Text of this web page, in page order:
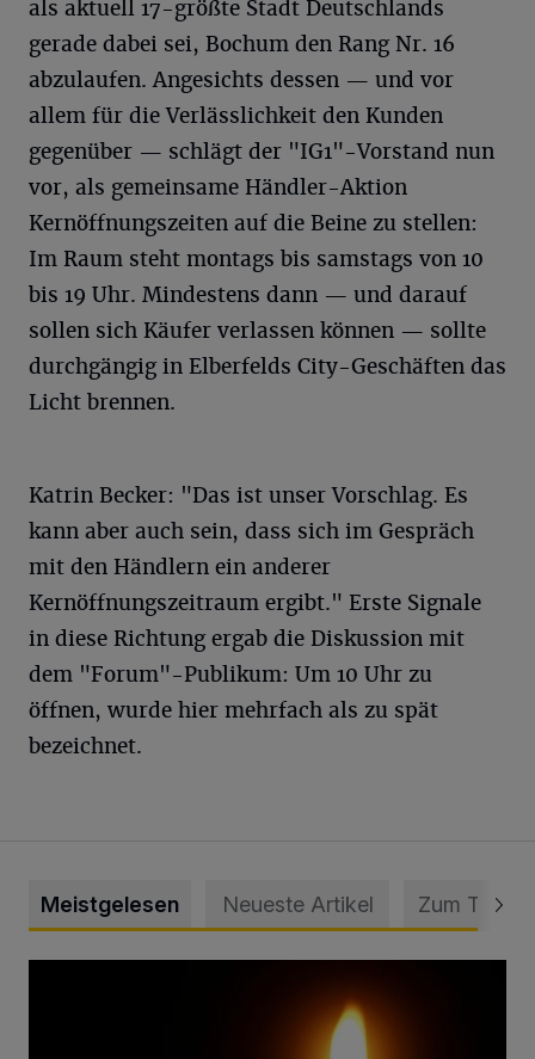
als aktuell 17-größte Stadt Deutschlands
gerade dabei sei, Bochum den Rang Nr. 16
abzulaufen. Angesichts dessen — und vor
allem für die Verlässlichkeit den Kunden
gegenüber — schlägt der "IG1"-Vorstand nun
vor, als gemeinsame Händler-Aktion
Kernöffnungszeiten auf die Beine zu stellen:
Im Raum steht montags bis samstags von 10
bis 19 Uhr. Mindestens dann — und darauf
sollen sich Käufer verlassen können — sollte
durchgängig in Elberfelds City-Geschäften das
Licht brennen.
Katrin Becker: "Das ist unser Vorschlag. Es
kann aber auch sein, dass sich im Gespräch
mit den Händlern ein anderer
Kernöffnungszeitraum ergibt." Erste Signale
in diese Richtung ergab die Diskussion mit
dem "Forum"-Publikum: Um 10 Uhr zu
öffnen, wurde hier mehrfach als zu spät
bezeichnet.
Meistgelesen Neueste Artikel Zum Thema